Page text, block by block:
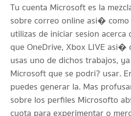
Tu cuenta Microsoft es la
sobre correo online asi�
utilizas de iniciar sesion
que OneDrive, Xbox LIVE asi�
usas uno de dichos trabajos,
Microsoft que se podri? usar.
puedes generar la. Mas
sobre los perfiles Microsofto